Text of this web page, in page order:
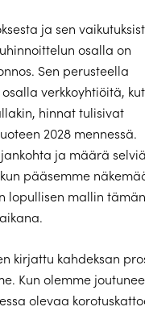
ja sen
osalla on
Sen perusteella
verkkoyhtiöitä,
hinnat tulisivat
2028 mennessä.
ja määrä
pääsemme
lopullisen mallin
kirjattu kahdeksan
Kun olemme
olevaa